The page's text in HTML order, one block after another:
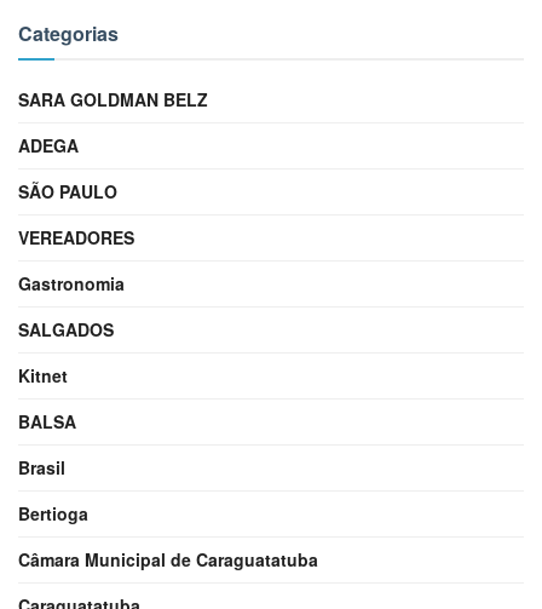
Categorias
SARA GOLDMAN BELZ
ADEGA
SÃO PAULO
VEREADORES
Gastronomia
SALGADOS
Kitnet
BALSA
Brasil
Bertioga
Câmara Municipal de Caraguatatuba